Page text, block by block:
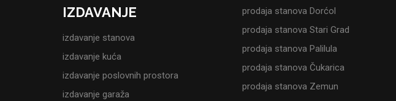
IZDAVANJE
izdavanje stanova
izdavanje kuća
izdavanje poslovnih prostora
izdavanje garaža
prodaja stanova Dorćol
prodaja stanova Stari Grad
prodaja stanova Palilula
prodaja stanova Čukarica
prodaja stanova Zemun